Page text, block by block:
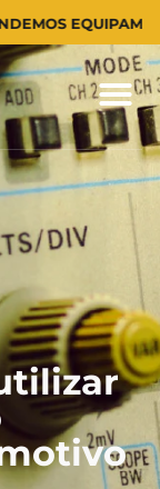
EQUIPAMENTOS